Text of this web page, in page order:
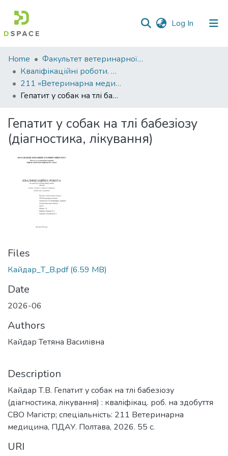
Log In (current)
Communities
&
Collections
All of DSpace
Statistics
Home
Факультет ветеринарної медицини
Кваліфікаційні роботи. Факультет ветеринарної медицини
211 «Ветеринарна медицина» - Магістри 2025-2026
Гепатит у собак на тлі бабезіозу (діагностика, лікування)
Гепатит у собак на тлі бабезіозу
(діагностика, лікування)
Files
Кайдар_Т_В.pdf(6.59 MB)
Date
2026-06
Authors
Кайдар Тетяна Василівна
Description
Кайдар Т.В. Гепатит у собак на тлі бабезіозу
(діагностика, лікування) : кваліфікац. роб. на здобуття
СВО Магістр; спеціальність: 211 Ветеринарна
медицина, ПДАУ. Полтава, 2026. 55 с.
URI